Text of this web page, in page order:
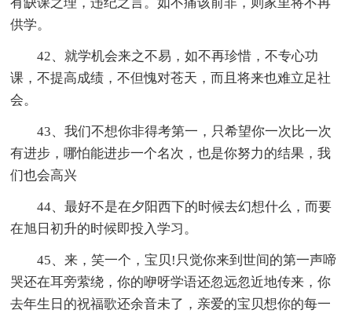
供学。
42、就学机会来之不易，如不再珍惜，不专心功
课，不提高成绩，不但愧对苍天，而且将来也难立足社
会。
43、我们不想你非得考第一，只希望你一次比一次
有进步，哪怕能进步一个名次，也是你努力的结果，我
们也会高兴
44、最好不是在夕阳西下的时候去幻想什么，而要
在旭日初升的时候即投入学习。
45、来，笑一个，宝贝!只觉你来到世间的第一声啼
哭还在耳旁萦绕，你的咿呀学语还忽远忽近地传来，你
去年生日的祝福歌还余音未了，亲爱的宝贝想你的每一